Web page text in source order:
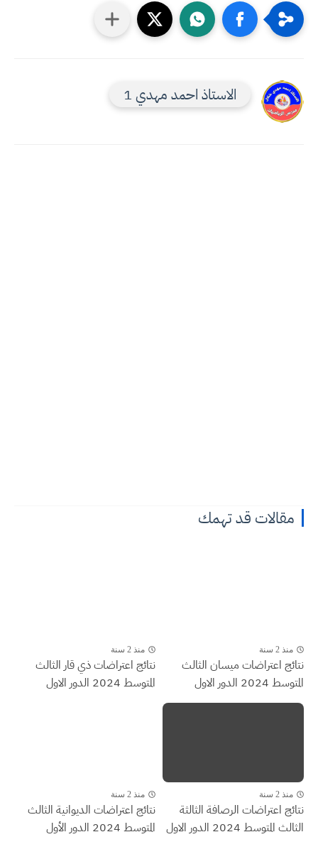
الاستاذ احمد مهدي 1
مقالات قد تهمك
منذ 2 سنة
نتائج اعتراضات ميسان الثالث
المتوسط 2024 الدور الاول
منذ 2 سنة
نتائج اعتراضات ذي قار الثالث
المتوسط 2024 الدور الاول
منذ 2 سنة
نتائج اعتراضات الرصافة الثالثة
الثالث المتوسط 2024 الدور الاول
منذ 2 سنة
نتائج اعتراضات الديوانية الثالث
المتوسط 2024 الدور الأول